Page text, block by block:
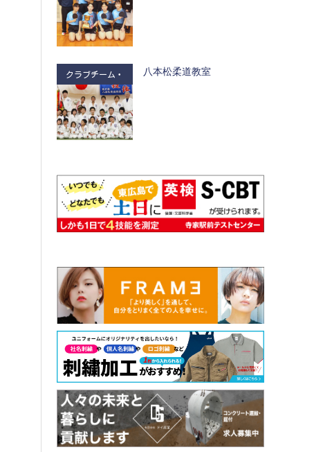
クラブチーム・
部活
八本松柔道教室